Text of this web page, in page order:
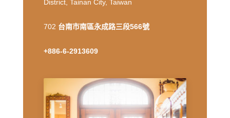
District, Tainan City, Taiwan
702 台南市南區永成路三段566號
+886-6-2913609